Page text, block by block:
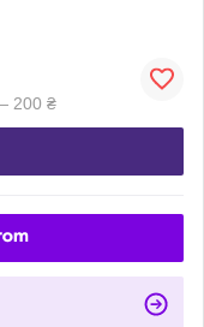
200 ₴